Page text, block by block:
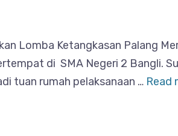
Lomba Ketangkasan Palang
di SMA Negeri 2 Bangli.
tuan rumah pelaksanaan … Read